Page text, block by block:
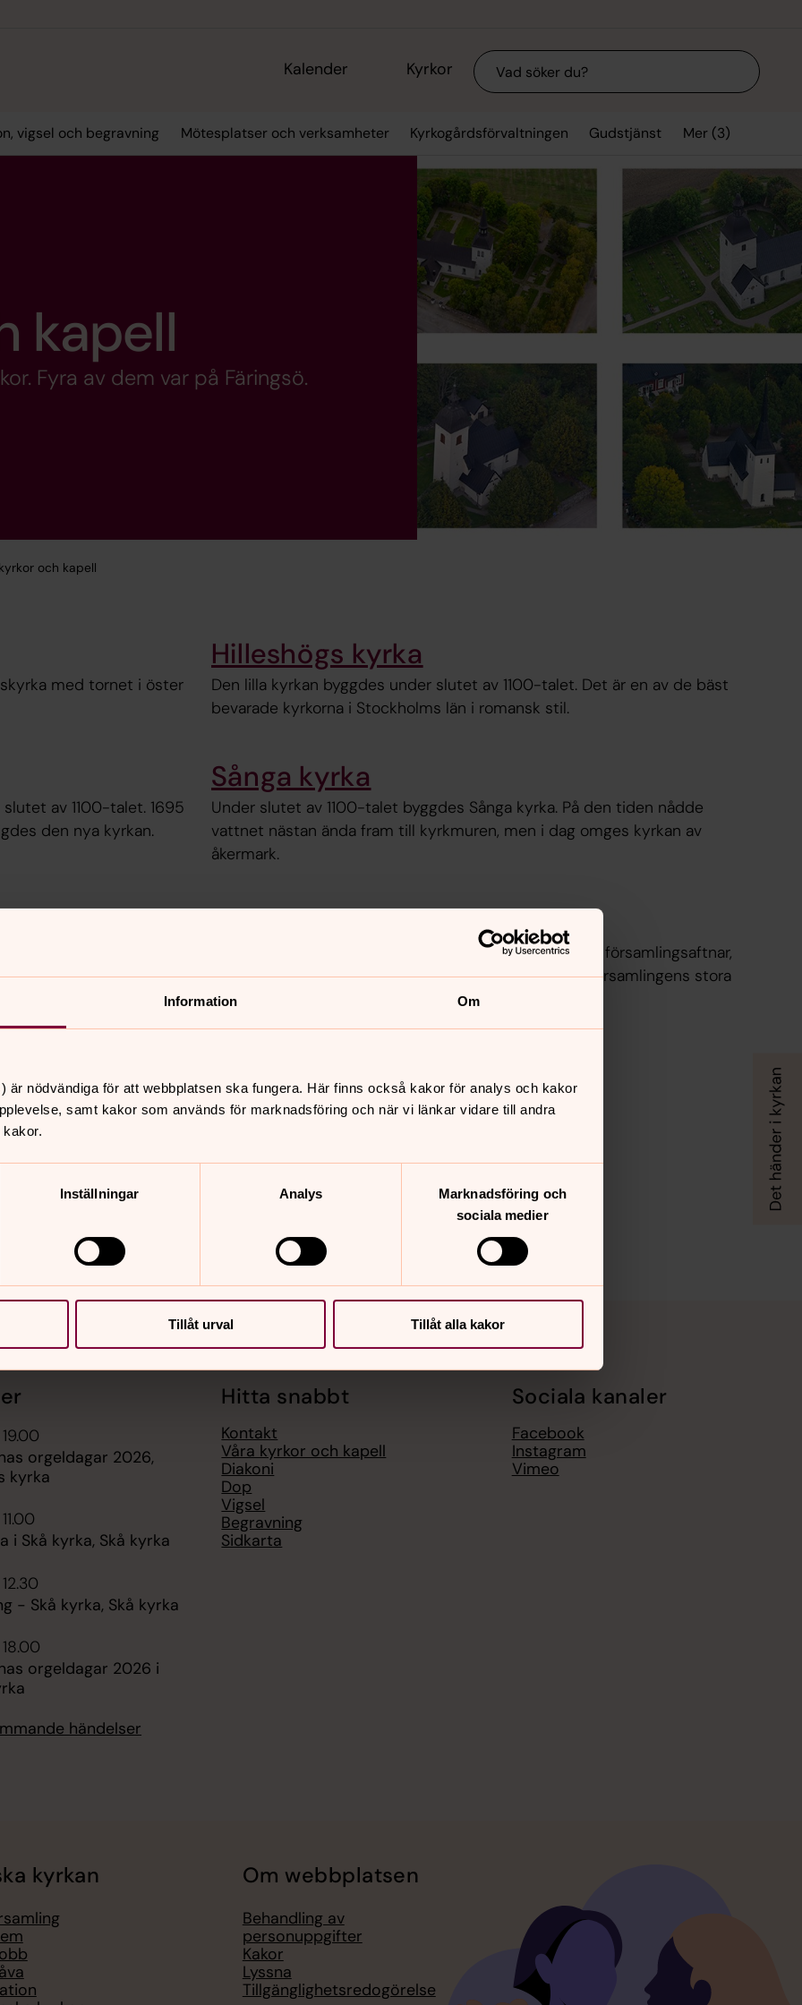
Information Om
är nödvändiga för att webbplatsen ska fungera. Här finns också kakor för analys och kakor
samt kakor som används för marknadsföring och när vi länkar vidare till andra
Inställningar Analys
Marknadsföring och
sociala medier
Tillåt urval Tillåt alla kakor
Kalender Kyrkor Sök
vigsel och begravning Mötesplatser och verksamheter Kyrkogårdsförvaltningen Gudstjänst Mer (3)
och kapell
kapell
Fyra av dem var på Färingsö.
med tornet i öster
Hilleshögs kyrka
Den lilla kyrkan byggdes under slutet av 1100-talet. Det är en av de bäst
bevarade kyrkorna i Stockholms län i romansk stil.
av 1100-talet. 1695
den nya kyrkan.
Sånga kyrka
Under slutet av 1100-talet byggdes Sånga kyrka. På den tiden nådde
vattnet nästan ända fram till kyrkmuren, men i dag omges kyrkan av
åkermark.
Kapell av Biskop
Herman Palmsalen används flitigt i olika sammanhang; församlingsaftnar,
föredrag och utbildning, gudstjänster, konserter och församlingens stora
julbord och påskbuffé.
orgeldagar 2026,
kyrka
i Skå kyrka, Skå kyrka
- Skå kyrka, Skå kyrka
orgeldagar 2026 i
händelser
Hitta snabbt
Kontakt
Våra kyrkor och kapell
Diakoni
Dop
Vigsel
Begravning
Sidkarta
Sociala kanaler
Facebook
Instagram
Vimeo
kyrkan Om webbplatsen
Behandling av
personuppgifter
Kakor
Lyssna
Tillgänglighetsredogörelse